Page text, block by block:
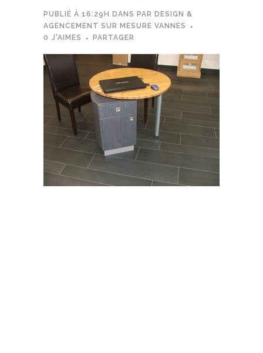
PUBLIÉ À 16:29H DANS PAR DESIGN &
AGENCEMENT SUR MESURE VANNES
0 J'AIMES PARTAGER